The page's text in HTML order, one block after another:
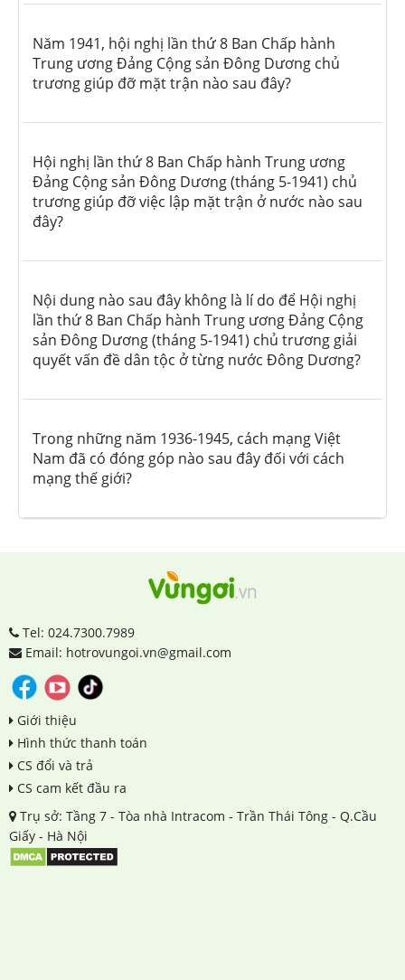
Năm 1941, hội nghị lần thứ 8 Ban Chấp hành
Trung ương Đảng Cộng sản Đông Dương chủ
trương giúp đỡ mặt trận nào sau đây?
Hội nghị lần thứ 8 Ban Chấp hành Trung ương
Đảng Cộng sản Đông Dương (tháng 5-1941) chủ
trương giúp đỡ việc lập mặt trận ở nước nào sau
đây?
Nội dung nào sau đây không là lí do để Hội nghị
lần thứ 8 Ban Chấp hành Trung ương Đảng Cộng
sản Đông Dương (tháng 5-1941) chủ trương giải
quyết vấn đề dân tộc ở từng nước Đông Dương?
Trong những năm 1936-1945, cách mạng Việt
Nam đã có đóng góp nào sau đây đối với cách
mạng thế giới?
Tel: 024.7300.7989
Email: hotrovungoi.vn@gmail.com
Giới thiệu
Hình thức thanh toán
CS đổi và trả
CS cam kết đầu ra
Trụ sở: Tầng 7 - Tòa nhà Intracom - Trần Thái Tông - Q.Cầu
Giấy - Hà Nội